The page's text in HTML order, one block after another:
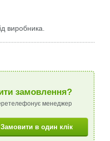
виробника.
замовлення?
менеджер